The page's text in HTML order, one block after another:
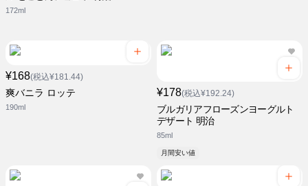
172ml
¥168(税込¥181.44)
爽バニラ ロッテ
190ml
¥178(税込¥192.24)
ブルガリアフローズンヨーグルト
デザート 明治
85ml
月間安い値